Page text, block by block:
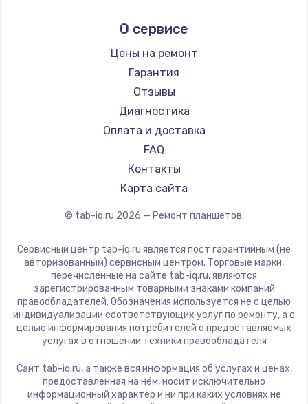
Microsoft
BlackView
Amazon
Aquarius
Philips
Dell
HP
Getac
ZTE
CHUWI
О сервисе
Цены на ремонт
Гарантия
Отзывы
Диагностика
Оплата и доставка
FAQ
Контакты
Карта сайта
© tab-iq.ru 2026 — Ремонт планшетов.
Сервисный центр tab-iq.ru является пост гарантийным (не
авторизованным) сервисным центром. Торговые марки,
перечисленные на сайте tab-iq.ru, являются
зарегистрированным товарными знаками компаний
правообладателей. Обозначения используется не с целью
индивидуализации соответствующих услуг по ремонту, а с
целью информирования потребителей о предоставляемых
услугах в отношении техники правообладателя
Сайт tab-iq.ru, а также вся информация об услугах и ценах,
предоставленная на нём, носит исключительно
информационный характер и ни при каких условиях не